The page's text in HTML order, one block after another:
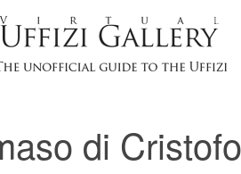
di